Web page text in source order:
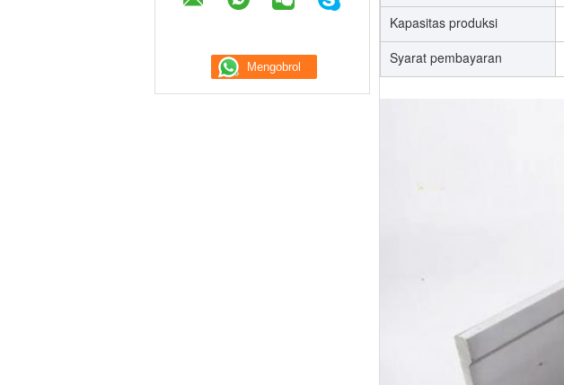
Kapasitas produksi
Syarat pembayaran